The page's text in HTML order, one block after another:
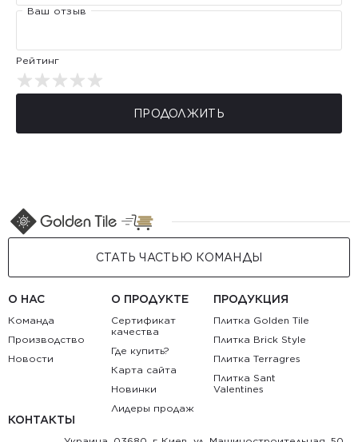
Ваш отзыв
Рейтинг
ПРОДОЛЖИТЬ
СТАТЬ ЧАСТЬЮ КОМАНДЫ
О НАС
Команда
Производство
Новости
О ПРОДУКТЕ
Сертификат
качества
Где купить?
Карта сайта
Новинки
Лидеры продаж
ПРОДУКЦИЯ
Плитка Golden Tile
Плитка Brick Style
Плитка Terragres
Плитка Sant
Valentines
КОНТАКТЫ